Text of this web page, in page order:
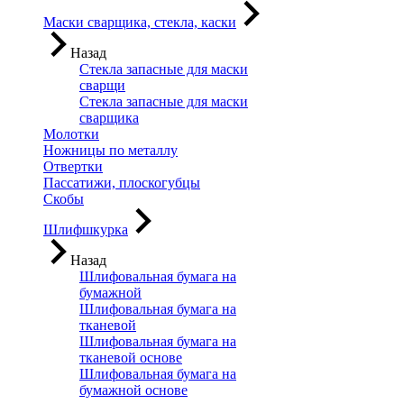
Маски сварщика, стекла, каски
Назад
Стекла запасные для маски
сварщи
Стекла запасные для маски
сварщика
Молотки
Ножницы по металлу
Отвертки
Пассатижи, плоскогубцы
Скобы
Шлифшкурка
Назад
Шлифовальная бумага на
бумажной
Шлифовальная бумага на
тканевой
Шлифовальная бумага на
тканевой основе
Шлифовальная бумага на
бумажной основе